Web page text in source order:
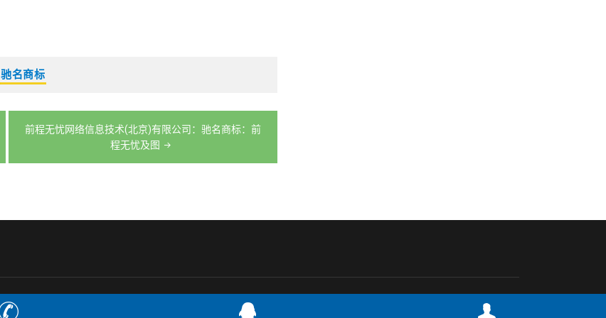
驰名商标
前程无忧网络信息技术(北京)有限公司：驰名商标：前
程无忧及图